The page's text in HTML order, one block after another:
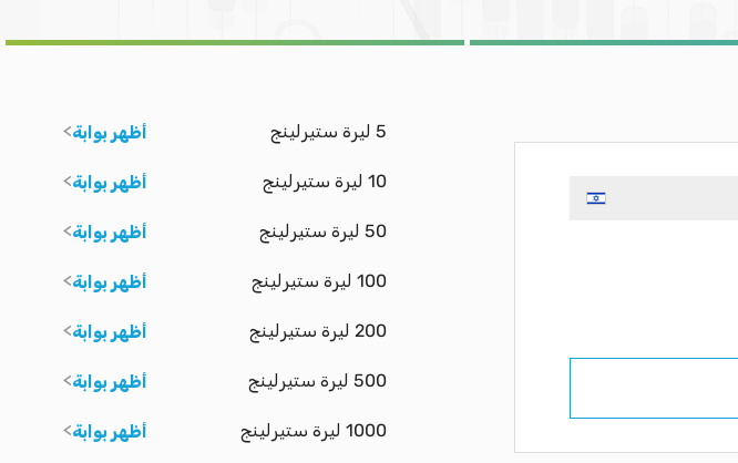
5 ليرة ستيرلينج أظهر بوابة
10 ليرة ستيرلينج أظهر بوابة
50 ليرة ستيرلينج أظهر بوابة
100 ليرة ستيرلينج أظهر بوابة
200 ليرة ستيرلينج أظهر بوابة
500 ليرة ستيرلينج أظهر بوابة
1000 ليرة ستيرلينج أظهر بوابة